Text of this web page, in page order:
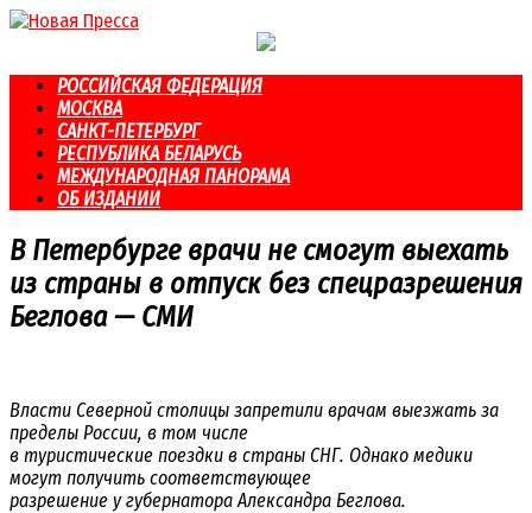
Перейти
РОССИЙСКАЯ ФЕДЕРАЦИЯ
МОСКВА
САНКТ-ПЕТЕРБУРГ
РЕСПУБЛИКА БЕЛАРУСЬ
МЕЖДУНАРОДНАЯ ПАНОРАМА
ОБ ИЗДАНИИ
В Петербурге врачи не смогут выехать
из страны в отпуск без спецразрешения
Беглова — СМИ
Власти Северной столицы запретили врачам выезжать за
пределы России, в том числе
в туристические поездки в страны СНГ. Однако медики
могут получить соответствующее
разрешение у губернатора Александра Беглова.